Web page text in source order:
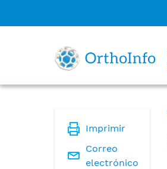
Imprimir
Correo
electrónico